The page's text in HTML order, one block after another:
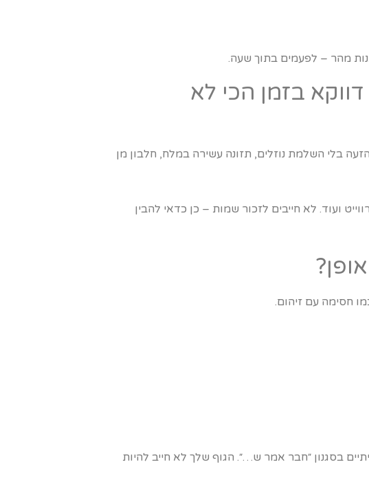
מהר – לפעמים בתוך שעה.
בזמן הכי לא
בלי השלמת נוזלים, תזונה עשירה במלח, חלבון מן
ועוד. לא חייבים לזכור שמות – כן כדאי להבין
חסימה עם זיהום.
בסגנון ״חבר אמר ש…״. הגוף שלך לא חייב להיות